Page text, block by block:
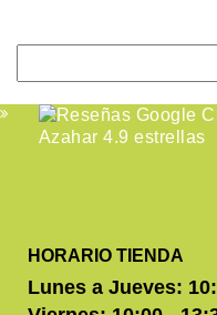
HORARIO TIENDA
Lunes a Jueves: